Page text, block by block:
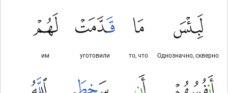
Однозначно, скверно
то, что
уготовили
им